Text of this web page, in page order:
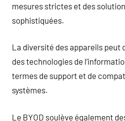
mesures strictes et des
sophistiquées.
La diversité des appareils peut
des technologies de
termes de support et de
systèmes.
Le BYOD soulève également